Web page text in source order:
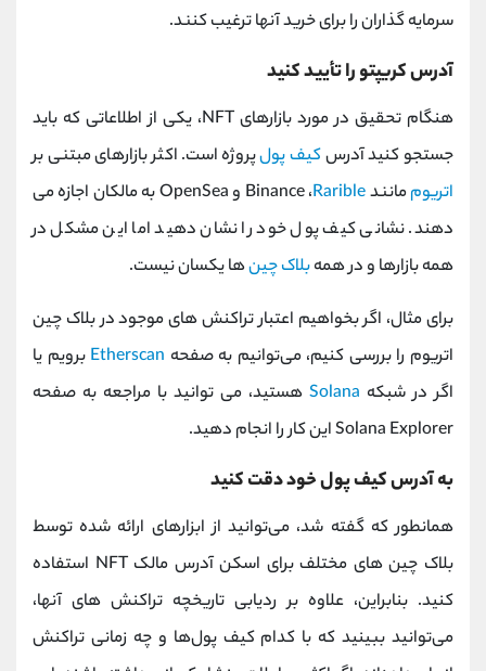
سرمایه گذاران را برای خرید آنها ترغیب کنند.
آدرس کریپتو را تأیید کنید
هنگام تحقیق در مورد بازارهای NFT، یکی از اطلاعاتی که باید
جستجو کنید آدرسکیف پولپروژه است. اکثر بازارهای مبتنی بر
اتریوممانند Binance ،Rarible
و OpenSea به مالکان اجازه می
دهند. نشانی کیف پول خود را نشان دهید اما این مشکل در
همه بازارها و در همهبلاک چینها یکسان نیست.
برای مثال، اگر بخواهیم اعتبار تراکنش‌ های موجود در بلاک چین
اتریوم را بررسی کنیم، می‌توانیم به صفحه Etherscan برویم یا
اگر در شبکه Solana هستید، می‌ توانید با مراجعه به صفحه
Solana Explorer این کار را انجام دهید.
به آدرس کیف پول خود دقت کنید
همانطور که گفته شد، می‌توانید از ابزارهای ارائه شده توسط
بلاک چین‌ های مختلف برای اسکن آدرس مالک NFT استفاده
کنید. بنابراین، علاوه بر ردیابی تاریخچه تراکنش‌ های آنها،
می‌توانید ببینید که با کدام کیف پول‌ها و چه زمانی تراکنش